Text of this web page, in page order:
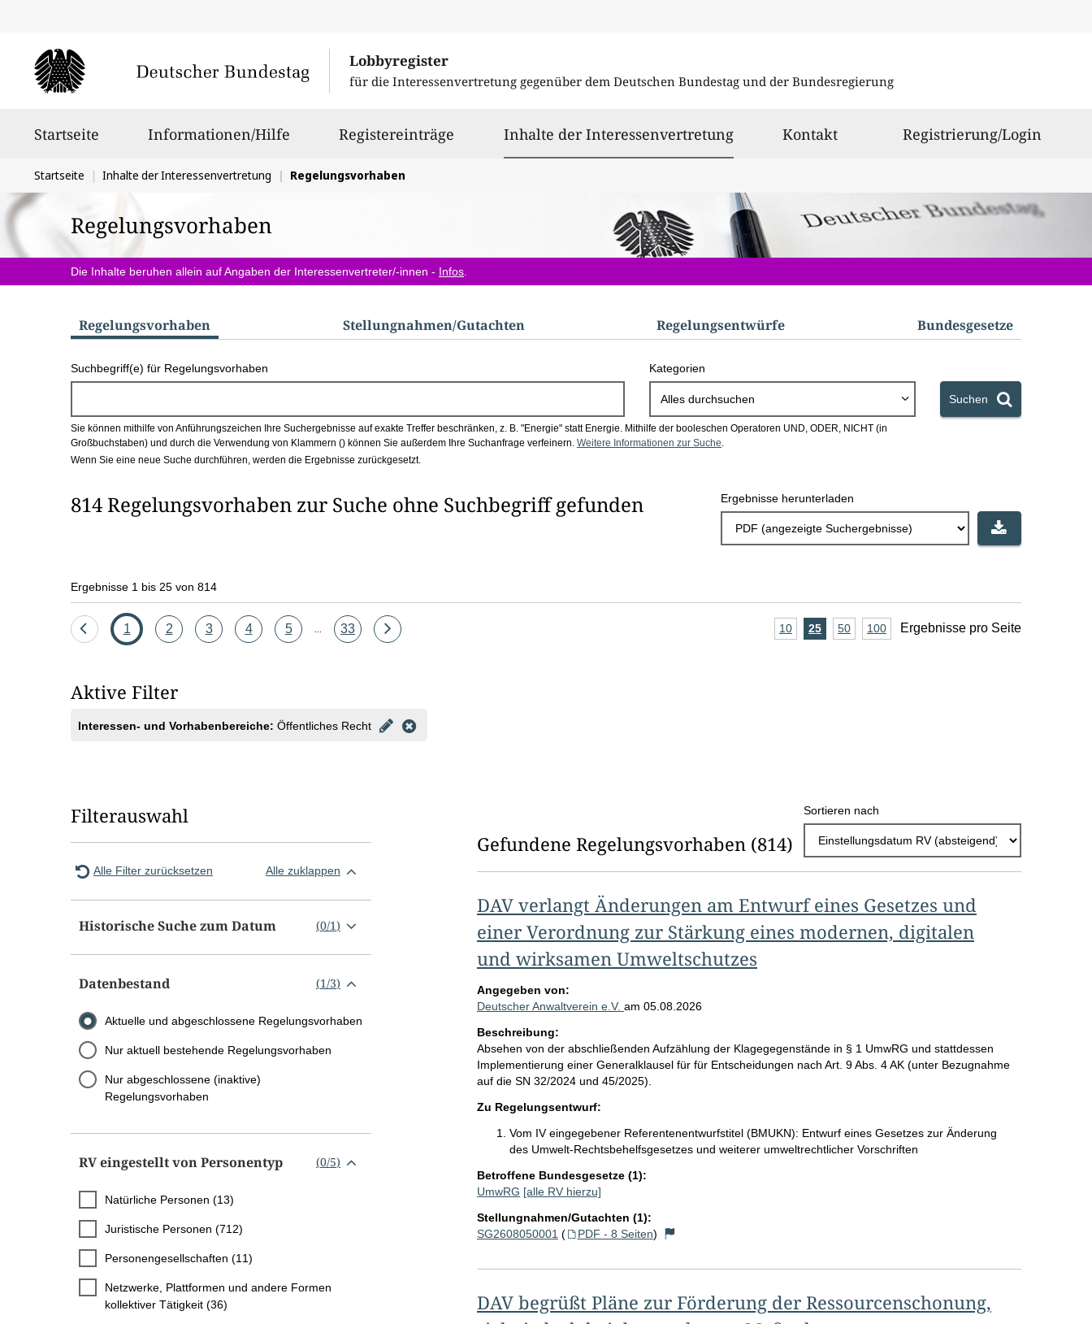
Lobbyregister
für die Interessenvertretung gegenüber dem Deutschen Bundestag und der Bundesregierung
Startseite Informationen/Hilfe Registereinträge Inhalte der Interessenvertretungausgewählt
Kontakt Registrierung/Login
Sie
befinden
sich
hier:
Startseite Inhalte der Interessenvertretung Regelungsvorhaben
Regelungsvorhaben
Die Inhalte beruhen allein auf Angaben der Interessenvertreter/-innen - Infos
S
u
c
h
b
x
Regelungs­vorhaben Stellungnahmen/​Gutachten Regelungs­entwürfe Bundes­gesetze
Suchbegriff(e) für Regelungsvorhaben Kategorien
Alles durchsuchen Suchen
Sie können mithilfe von Anführungszeichen Ihre Suchergebnisse auf exakte Treffer beschränken, z. B. "Energie" statt Energie. Mithilfe der booleschen Operatoren UND, ODER, NICHT (in
Großbuchstaben) und durch die Verwendung von Klammern () können Sie außerdem Ihre Suchanfrage verfeinern. Weitere Informationen zur Suche.
Wenn Sie eine neue Suche durchführen, werden die Ergebnisse zurückgesetzt.
814 Regelungsvorhaben zur Suche ohne Suchbegriff gefunden Ergebnisse herunterladen
Ergebnisse 1 bis 25 von 814
Eine
Seite
1 Seite
2 Seite
3 Seite
4 Seite
5 Seite
33
Eine
A
g
e
b
n
p
S
10Ergebnisse
25Ergebnisse
50Ergebnisse
100Ergebnisse
Ergebnisse pro Seite
Aktive Filter
Interessen- und Vorhabenbereiche: Öffentliches Recht
Filterauswahl
Alle Filter zurücksetzen Alle zuklappen
Historische Suche zum Datum (0/1)
Datenbestand (1/3)
Aktuelle und abgeschlossene Regelungsvorhaben
Nur aktuell bestehende Regelungsvorhaben
Nur abgeschlossene (inaktive)
Regelungsvorhaben
RV eingestellt von Personentyp (0/5)
Natürliche Personen (13)
Juristische Personen (712)
Personengesellschaften (11)
Netzwerke, Plattformen und andere Formen
kollektiver Tätigkeit (36)
Gefundene Regelungsvorhaben (814)
Sortieren nach
DAV verlangt Änderungen am Entwurf eines Gesetzes und
einer Verordnung zur Stärkung eines modernen, digitalen
und wirksamen Umweltschutzes
Angegeben von:
Deutscher Anwaltverein e.V. am 05.08.2026
Beschreibung:
Absehen von der abschließenden Aufzählung der Klagegegenstände in § 1 UmwRG und stattdessen
Implementierung einer Generalklausel für für Entscheidungen nach Art. 9 Abs. 4 AK (unter Bezugnahme
auf die SN 32/2024 und 45/2025).
Zu Regelungsentwurf:
Vom IV eingegebener Referentenentwurfstitel (BMUKN): Entwurf eines Gesetzes zur Änderung
des Umwelt-Rechtsbehelfsgesetzes und weiterer umweltrechtlicher Vorschriften
Betroffene Bundesgesetze (1):
UmwRG [alle RV hierzu]
Stellungnahmen/Gutachten (1):
SG2608050001 ( PDF - 8 Seiten)
DAV begrüßt Pläne zur Förderung der Ressourcenschonung,